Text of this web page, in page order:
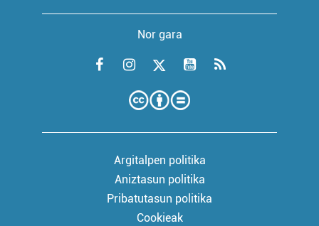
Nor gara
Argitalpen politika
Aniztasun politika
Pribatutasun politika
Cookieak